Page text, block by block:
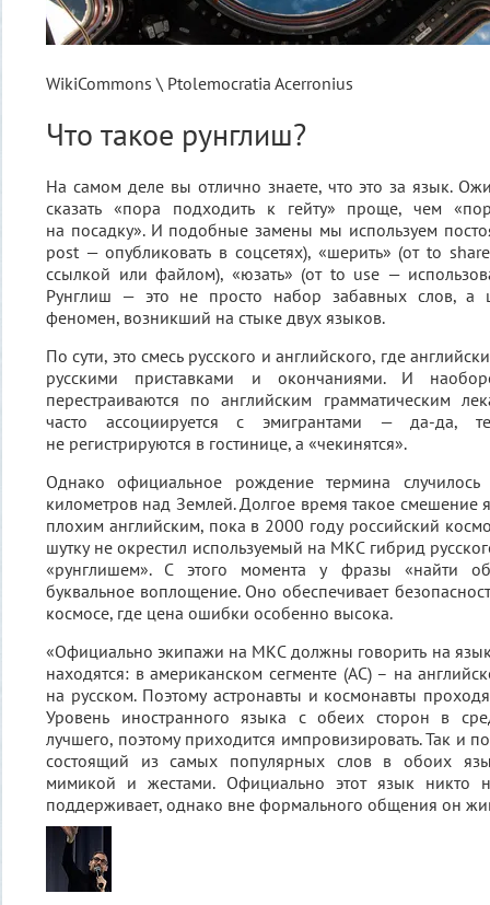
WikiCommons \ Ptolemocratia Acerronius
Что такое рунглиш?
На самом деле вы отлично знаете, что это за язык.
сказать «пора подходить к гейту» проще, чем
на посадку». И подобные замены мы используем
post — опубликовать в соцсетях), «шерить» (от to
ссылкой или файлом), «юзать» (от to use —
Рунглиш — это не просто набор забавных слов, а
феномен, возникший на стыке двух языков.
По сути, это смесь русского и английского, где
русскими приставками и окончаниями. И
перестраиваются по английским грамматическим
часто ассоциируется с эмигрантами — да-да,
не регистрируются в гостинице, а «чекинятся».
Однако официальное рождение термина
километров над Землей. Долгое время такое смешение
плохим английским, пока в 2000 году российский
шутку не окрестил используемый на МКС гибрид
«рунглишем». С этого момента у фразы «найти
буквальное воплощение. Оно обеспечивает
космосе, где цена ошибки особенно высока.
«Официально экипажи на МКС должны говорить на
находятся: в американском сегменте (АС) – на
на русском. Поэтому астронавты и космонавты
Уровень иностранного языка с обеих сторон в
лучшего, поэтому приходится импровизировать. Так и
состоящий из самых популярных слов в обоих
мимикой и жестами. Официально этот язык никто
поддерживает, однако вне формального общения он